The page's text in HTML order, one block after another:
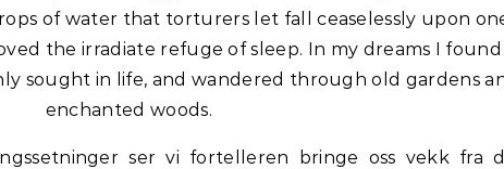
of water that torturers let fall ceaselessly upon
the irradiate refuge of sleep. In my dreams I found
sought in life, and wandered through old gardens
enchanted woods.
ser vi fortelleren bringe oss vekk fra